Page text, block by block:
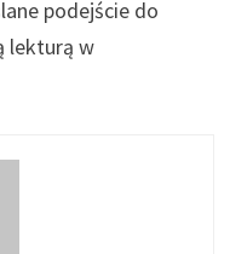
podejście do
lekturą w